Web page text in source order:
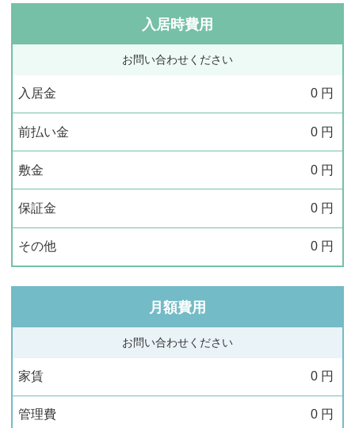
入居時費用
お問い合わせください
入居金 0 円
前払い金 0 円
敷金 0 円
保証金 0 円
その他 0 円
月額費用
お問い合わせください
家賃 0 円
管理費 0 円